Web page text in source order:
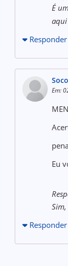
É
Responder
Em:
Eu
Responder